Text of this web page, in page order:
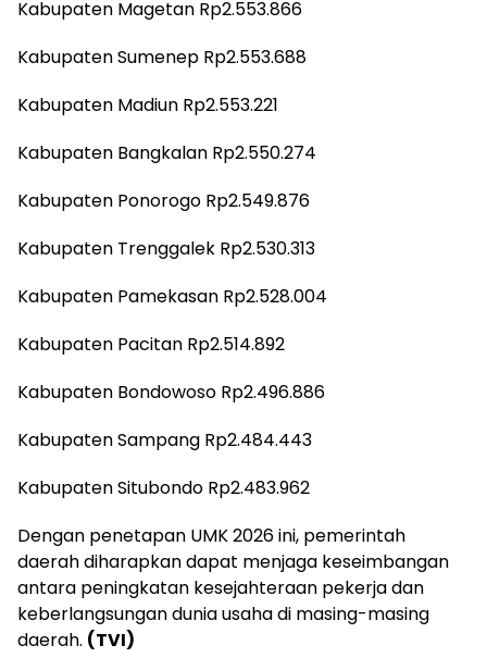
Kabupaten Magetan Rp2.553.866
Kabupaten Sumenep Rp2.553.688
Kabupaten Madiun Rp2.553.221
Kabupaten Bangkalan Rp2.550.274
Kabupaten Ponorogo Rp2.549.876
Kabupaten Trenggalek Rp2.530.313
Kabupaten Pamekasan Rp2.528.004
Kabupaten Pacitan Rp2.514.892
Kabupaten Bondowoso Rp2.496.886
Kabupaten Sampang Rp2.484.443
Kabupaten Situbondo Rp2.483.962
Dengan penetapan UMK 2026 ini, pemerintah
daerah diharapkan dapat menjaga keseimbangan
antara peningkatan kesejahteraan pekerja dan
keberlangsungan dunia usaha di masing-masing
daerah. (TVI)